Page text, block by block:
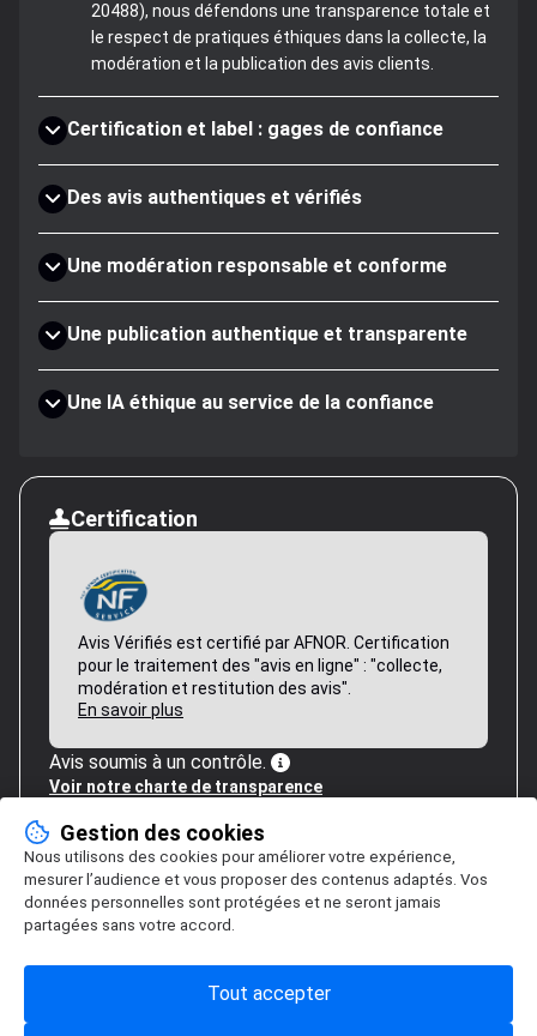
20488), nous défendons une transparence totale et
le respect de pratiques éthiques dans la collecte, la
modération et la publication des avis clients.
Certification et label : gages de confiance
Des avis authentiques et vérifiés
Une modération responsable et conforme
Une publication authentique et transparente
Une IA éthique au service de la confiance
Certification
Avis Vérifiés est certifié par AFNOR. Certification
pour le traitement des "avis en ligne" : "collecte,
modération et restitution des avis".
En savoir plus
Avis soumis à un contrôle.
Voir notre charte de transparence
Gestion des cookies
Nous utilisons des cookies pour améliorer votre expérience,
mesurer l’audience et vous proposer des contenus adaptés. Vos
données personnelles sont protégées et ne seront jamais
partagées sans votre accord.
Tout accepter